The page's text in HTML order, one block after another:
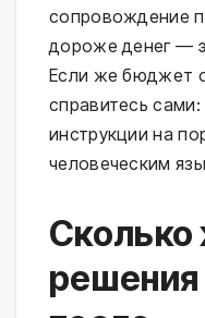
сопровождение
дороже денег —
Если же бюджет
справитесь
инструкции на
человеческим
решения